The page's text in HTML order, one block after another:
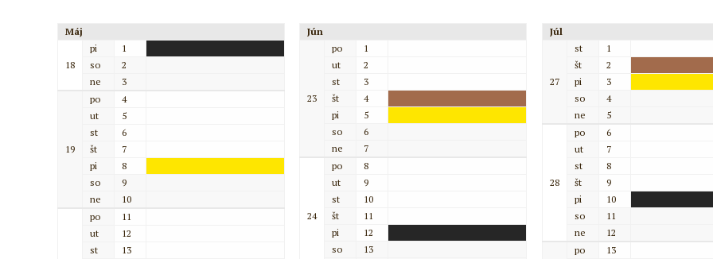
Máj
18
pi
1
so
2
ne
3
19
po
4
ut
5
st
6
št
7
pi
8
so
9
ne
10
po
11
ut
12
st
13
Jún
23
po
1
ut
2
st
3
št
4
pi
5
so
6
ne
7
24
po
8
ut
9
st
10
št
11
pi
12
so
13
Júl
27
st
1
št
2
pi
3
so
4
ne
5
28
po
6
ut
7
st
8
št
9
pi
10
so
11
ne
12
po
13